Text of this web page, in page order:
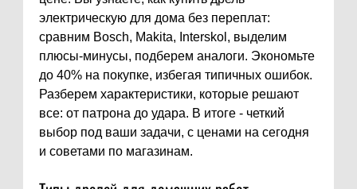
электрическую для дома без переплат:
сравним Bosch, Makita, Interskol, выделим
плюсы-минусы, подберем аналоги. Экономьте
до 40% на покупке, избегая типичных ошибок.
Разберем характеристики, которые решают
все: от патрона до удара. В итоге - четкий
выбор под ваши задачи, с ценами на сегодня
и советами по магазинам.